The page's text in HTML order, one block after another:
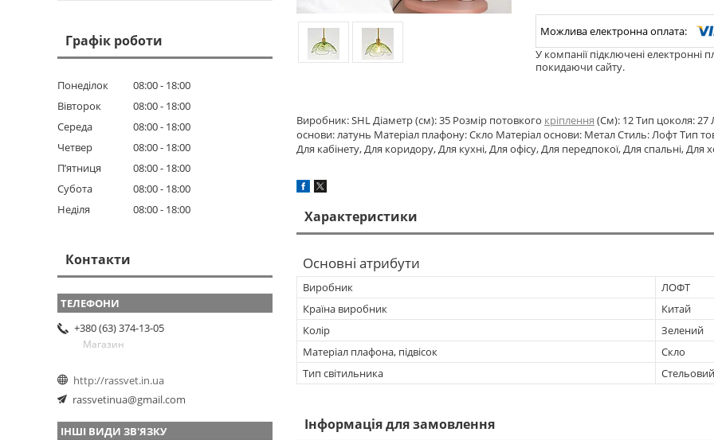
У компанії підключені
покидаючи сайту.
Виробник: SHL Діаметр (см): 35 Розмір потовкого кріплення (См): 12 Тип цоколя: 27
основи: латунь Матеріал плафону: Скло Матеріал основи: Метал Стиль: Лофт Тип
Для кабінету, Для коридору, Для кухні, Для офісу, Для передпокої, Для спальні, Для
Характеристики
Основні атрибути
Виробник
ЛОФТ
Країна виробник
Китай
Колір
Зелений
Матеріал плафона, підвісок
Скло
Тип світильника
Стельовий
Інформація для замовлення
Графік роботи
Понеділок 08:00
18:00
Вівторок
08:00
18:00
Середа
08:00
18:00
Четвер
08:00
18:00
Пʼятниця
08:00
18:00
Субота
08:00
18:00
Неділя
08:00 18:00
Контакти
+380 (63) 374-13-05
Магазин
http://rassvet.in.ua
rassvetinua@gmail.com
ІНШІ ВИДИ ЗВ'ЯЗКУ